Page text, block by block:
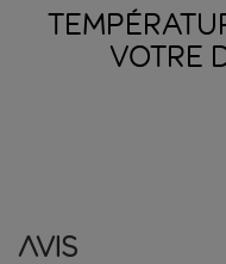
VOTRE
Avis